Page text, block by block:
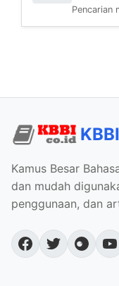
Pencarian
Kamus Besar
dan mudah
penggunaan, dan